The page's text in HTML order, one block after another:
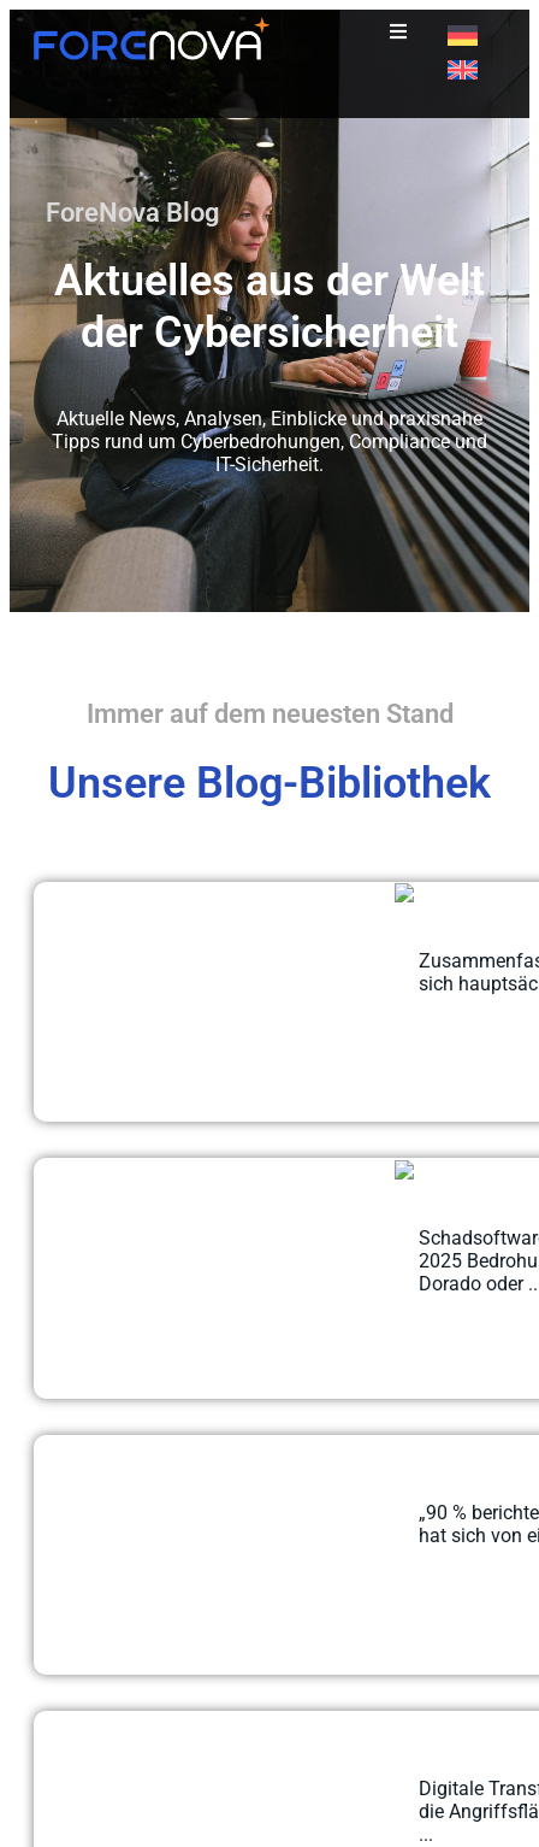
ForeNova Blog
Aktuelles aus der Welt
der Cybersicherheit
Aktuelle News, Analysen, Einblicke und praxisnahe
Tipps rund um Cyberbedrohungen, Compliance und
IT-Sicherheit.
Immer auf dem neuesten Stand
Unsere Blog-Bibliothek
sich
2025
Dorado oder
„90 %
hat sich von
Digitale
die
...